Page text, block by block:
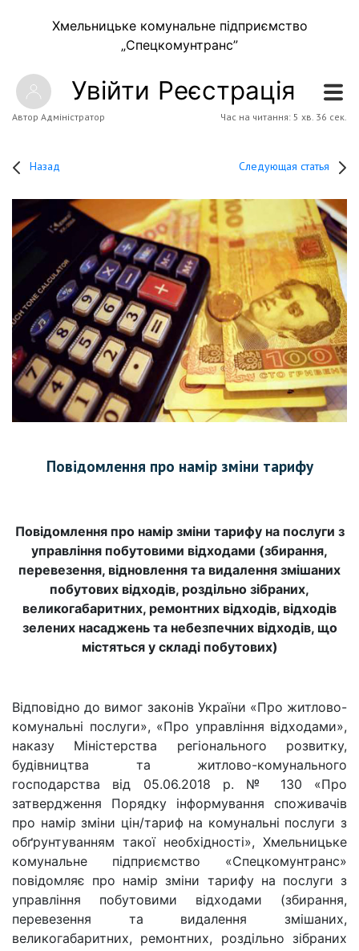
Хмельницьке комунальне підприємство
„Спецкомунтранс”
Увійти Реєстрація
Автор Адміністратор Час на читання: 5 хв. 36 сек.
Назад Следующая статья
Повідомлення про намір зміни тарифу
Повідомлення про намір зміни тарифу на послуги з
управління побутовими відходами (збирання,
перевезення, відновлення та видалення змішаних
побутових відходів, роздільно зібраних,
великогабаритних, ремонтних відходів, відходів
зелених насаджень та небезпечних відходів, що
містяться у складі побутових)
Відповідно до вимог законів України «Про житлово-
комунальні послуги», «Про управління відходами»,
наказу Міністерства регіонального розвитку,
будівництва та житлово-комунального
господарства від 05.06.2018 р. № 130 «Про
затвердження Порядку інформування споживачів
про намір зміни цін/тариф на комунальні послуги з
обґрунтуванням такої необхідності», Хмельницьке
комунальне підприємство «Спецкомунтранс»
повідомляє про намір зміни тарифу на послуги з
управління побутовими відходами (збирання,
перевезення та видалення змішаних,
великогабаритних, ремонтних, роздільно зібраних